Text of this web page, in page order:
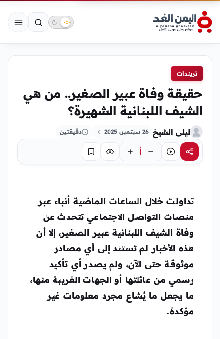
تريندات
حقيقة وفاة عبير الصغير.. من هي
الشيف اللبنانية الشهيرة؟
ليلى الشيخ 26 سبتمبر، 2025 دقيقتين
مشاركةاستماع أ تركيز حفظ
تداولت خلال الساعات الماضية أنباء عبر
منصات التواصل الاجتماعي تتحدث عن
وفاة الشيف اللبنانية عبير الصغير، إلا أن
هذه الأخبار لم تستند إلى أي مصادر
موثوقة حتى الآن، ولم يصدر أي تأكيد
رسمي من عائلتها أو الجهات القريبة منها،
ما يجعل ما يُشاع مجرد معلومات غير
مؤكدة.